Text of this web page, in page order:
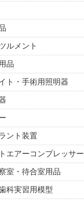
ルメント
品
ト・手術用照明器
ント装置
エアーコンプレッサー
室・待合室用品
科実習用模型